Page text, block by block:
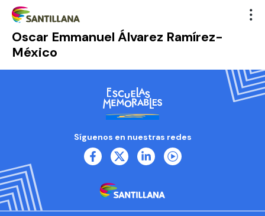
Oscar Emmanuel Álvarez Ramírez-
México
Síguenos en nuestras redes